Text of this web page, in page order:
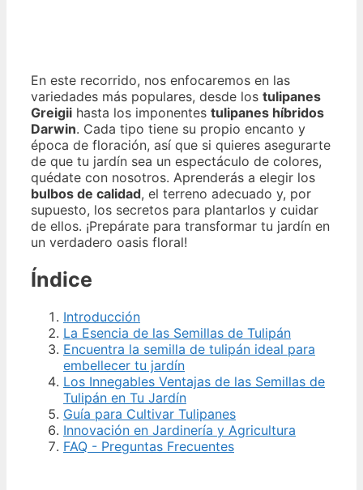
En este recorrido, nos enfocaremos en las
variedades más populares, desde los tulipanes
Greigii hasta los imponentes tulipanes híbridos
Darwin. Cada tipo tiene su propio encanto y
época de floración, así que si quieres asegurarte
de que tu jardín sea un espectáculo de colores,
quédate con nosotros. Aprenderás a elegir los
bulbos de calidad, el terreno adecuado y, por
supuesto, los secretos para plantarlos y cuidar
de ellos. ¡Prepárate para transformar tu jardín en
un verdadero oasis floral!
Índice
Introducción
La Esencia de las Semillas de Tulipán
Encuentra la semilla de tulipán ideal para
embellecer tu jardín
Los Innegables Ventajas de las Semillas de
Tulipán en Tu Jardín
Guía para Cultivar Tulipanes
Innovación en Jardinería y Agricultura
FAQ - Preguntas Frecuentes